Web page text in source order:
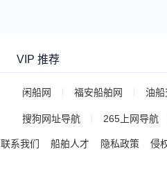
VIP 推荐
闲船网 福安船舶网 油船
搜狗网址导航 265上网导航
联系我们 船舶人才 隐私政策 侵